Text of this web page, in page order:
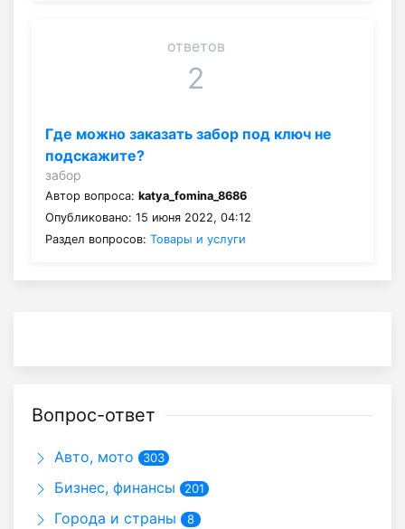
ответов
2
Где можно заказать забор под ключ не
подскажите?
забор
Автор вопроса: katya_fomina_8686
Опубликовано: 15 июня 2022, 04:12
Раздел вопросов: Товары и услуги
Вопрос-ответ
Авто, мото 303
Бизнес, финансы 201
Города и страны 8